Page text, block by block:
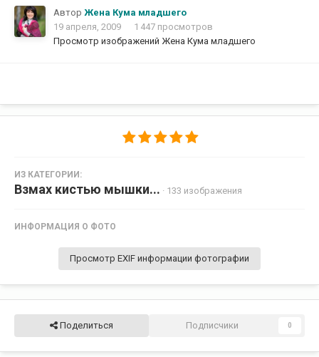
Автор Жена Кума младшего
19 апреля, 2009
1 447 просмотров
Просмотр изображений Жена Кума младшего
ИЗ КАТЕГОРИИ:
Взмах кистью мышки... · 133 изображения
ИНФОРМАЦИЯ О ФОТО
Просмотр EXIF информации фотографии
Поделиться Подписчики 0